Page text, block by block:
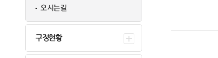
오시는길
구정현황